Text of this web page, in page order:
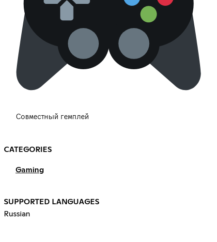
Совместный гемплей
CATEGORIES
Gaming
SUPPORTED LANGUAGES
Russian